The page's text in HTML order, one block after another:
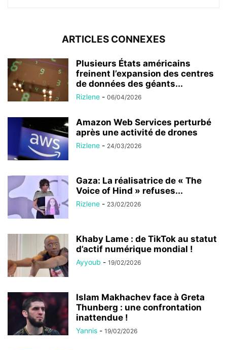
ARTICLES CONNEXES
Plusieurs États américains
freinent l’expansion des centres
de données des géants...
Rizlene - 06/04/2026
Amazon Web Services perturbé
après une activité de drones
Rizlene - 24/03/2026
Gaza: La réalisatrice de « The
Voice of Hind » refuses...
Rizlene - 23/02/2026
Khaby Lame : de TikTok au statut
d’actif numérique mondial !
Ayyoub - 19/02/2026
Islam Makhachev face à Greta
Thunberg : une confrontation
inattendue !
Yannis - 19/02/2026